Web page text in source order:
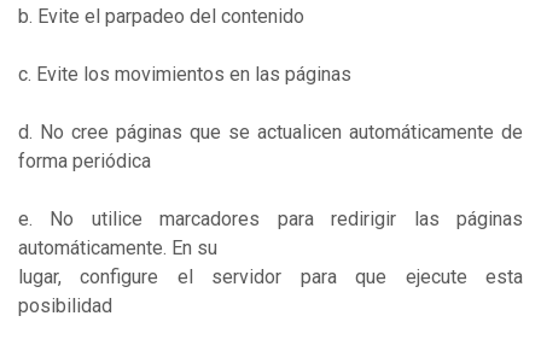
b. Evite el parpadeo del contenido
c. Evite los movimientos en las páginas
d. No cree páginas que se actualicen automáticamente de
forma periódica
e. No utilice marcadores para redirigir las páginas
automáticamente. En su
lugar, configure el servidor para que ejecute esta
posibilidad